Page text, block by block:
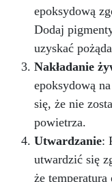
chłodzenia
ilość
jednolitego
lub lekko
docisnąć
Wskazówki
aplikacją.
przyczepność.
Po
szlifować
epoksydową
Dodaj
uzyskać
Nakładanie
epoksydową
się, że nie
powietrza.
Utwardzanie:
utwardzić się
że temperatura